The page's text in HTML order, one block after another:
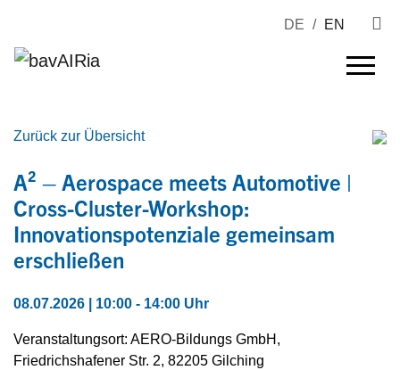
DE / EN
Zurück zur Übersicht
A² – Aerospace meets Automotive |
Cross-Cluster-Workshop:
Innovationspotenziale gemeinsam
erschließen
08.07.2026 | 10:00 - 14:00 Uhr
Veranstaltungsort: AERO-Bildungs GmbH,
Friedrichshafener Str. 2, 82205 Gilching